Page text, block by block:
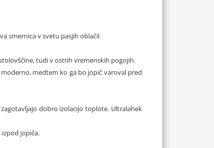
smernica v svetu pasjih oblačil.
tudi v ostrih vremenskih pogojih.
medtem ko ga bo jopič varoval pred
dobro izolacijo toplote. Ultralahek
jopiča.